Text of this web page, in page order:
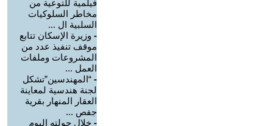
فيلمية للتوعية من
مخاطر السلوكيات
السلبية ال ...
- وزيرة الإسكان تتابع
موقف تنفيذ عدد من
المشروعات وملفات
العمل ...
- “المهندسين”تشكل
لجنة هندسية لمعاينة
العقار المنهار بقرية
جفص ...
- خلال جولته اليوم